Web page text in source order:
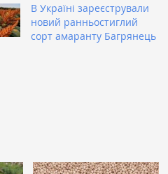
В Україні зареєстрували
новий ранньостиглий
сорт амаранту Багрянець